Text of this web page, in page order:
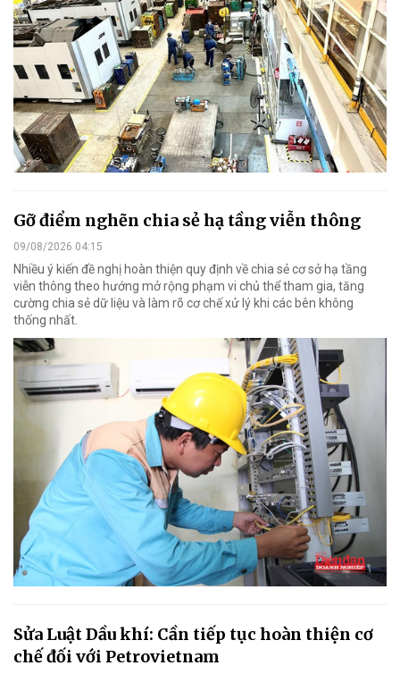
Gỡ điểm nghẽn chia sẻ hạ tầng viễn thông
09/08/2026 04:15
Nhiều ý kiến đề nghị hoàn thiện quy định về chia sẻ cơ sở hạ tầng
viễn thông theo hướng mở rộng phạm vi chủ thể tham gia, tăng
cường chia sẻ dữ liệu và làm rõ cơ chế xử lý khi các bên không
thống nhất.
Sửa Luật Dầu khí: Cần tiếp tục hoàn thiện cơ
chế đối với Petrovietnam